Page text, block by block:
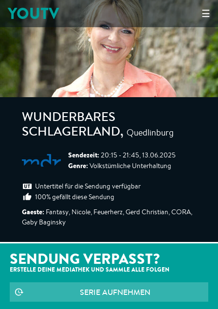
☰
YOUTV
WUNDERBARES
SCHLAGERLAND, Quedlinburg
Sendezeit: 20:15 - 21:45, 13.06.2025
Genre: Volkstümliche Unterhaltung
Untertitel für die Sendung verfügbar
100% gefällt diese Sendung
Gaeste: Fantasy, Nicole, Feuerherz, Gerd Christian, CORA,
Gaby Baginsky
SENDUNG VERPASST?
ERSTELLE DEINE MEDIATHEK UND SAMMLE ALLE FOLGEN
SERIE AUFNEHMEN